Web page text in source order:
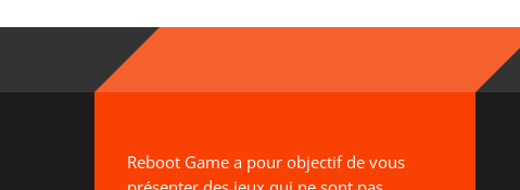
Reboot Game a pour objectif de vous